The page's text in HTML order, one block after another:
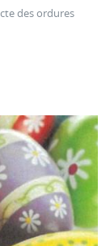
des ordures